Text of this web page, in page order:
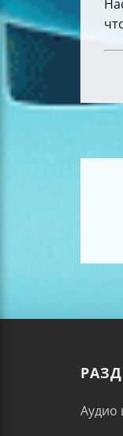
Аудио